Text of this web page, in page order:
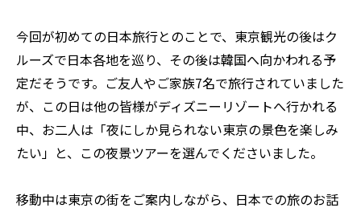
今回が初めての日本旅行とのことで、東京観光の後はク
ルーズで日本各地を巡り、その後は韓国へ向かわれる予
定だそうです。ご友人やご家族7名で旅行されていました
が、この日は他の皆様がディズニーリゾートへ行かれる
中、お二人は「夜にしか見られない東京の景色を楽しみ
たい」と、この夜景ツアーを選んでくださいました。
移動中は東京の街をご案内しながら、日本での旅のお話